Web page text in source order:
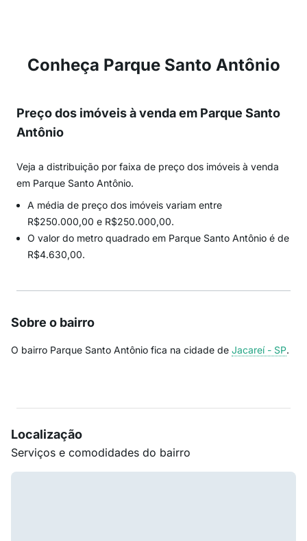
Conheça Parque Santo Antônio
Preço dos imóveis à venda em Parque Santo
Antônio
Veja a distribuição por faixa de preço dos imóveis à venda
em Parque Santo Antônio.
A média de preço dos imóveis variam entre
R$250.000,00 e R$250.000,00.
O valor do metro quadrado em Parque Santo Antônio é de
R$4.630,00.
Sobre o bairro
O bairro Parque Santo Antônio fica na cidade de Jacareí - SP.
Localização
Serviços e comodidades do bairro